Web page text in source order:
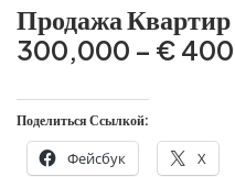
Продажа
300,000 – €
Поделиться Ссылкой:
Фейсбук X